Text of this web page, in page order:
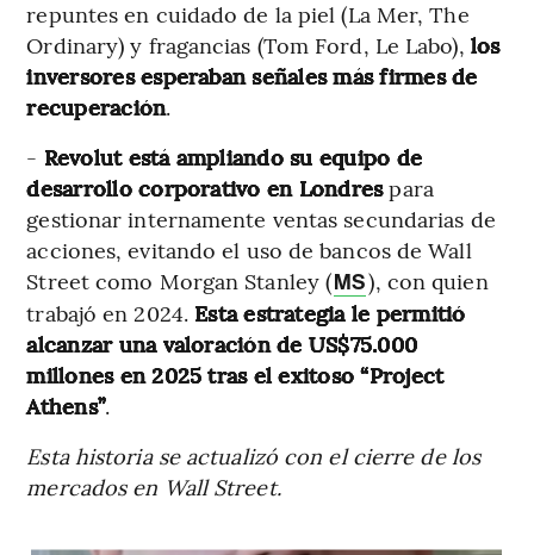
repuntes en cuidado de la piel (La Mer, The
Ordinary) y fragancias (Tom Ford, Le Labo), los
inversores esperaban señales más firmes de
recuperación.
- Revolut está ampliando su equipo de
desarrollo corporativo en Londrespara
gestionar internamente ventas secundarias de
acciones, evitando el uso de bancos de Wall
Street como Morgan Stanley (MS), con quien
trabajó en 2024. Esta estrategia le permitió
alcanzar una valoración de US$75.000
millones en 2025 tras el exitoso “Project
Athens”.
Esta historia se actualizó con el cierre de los
mercados en Wall Street.